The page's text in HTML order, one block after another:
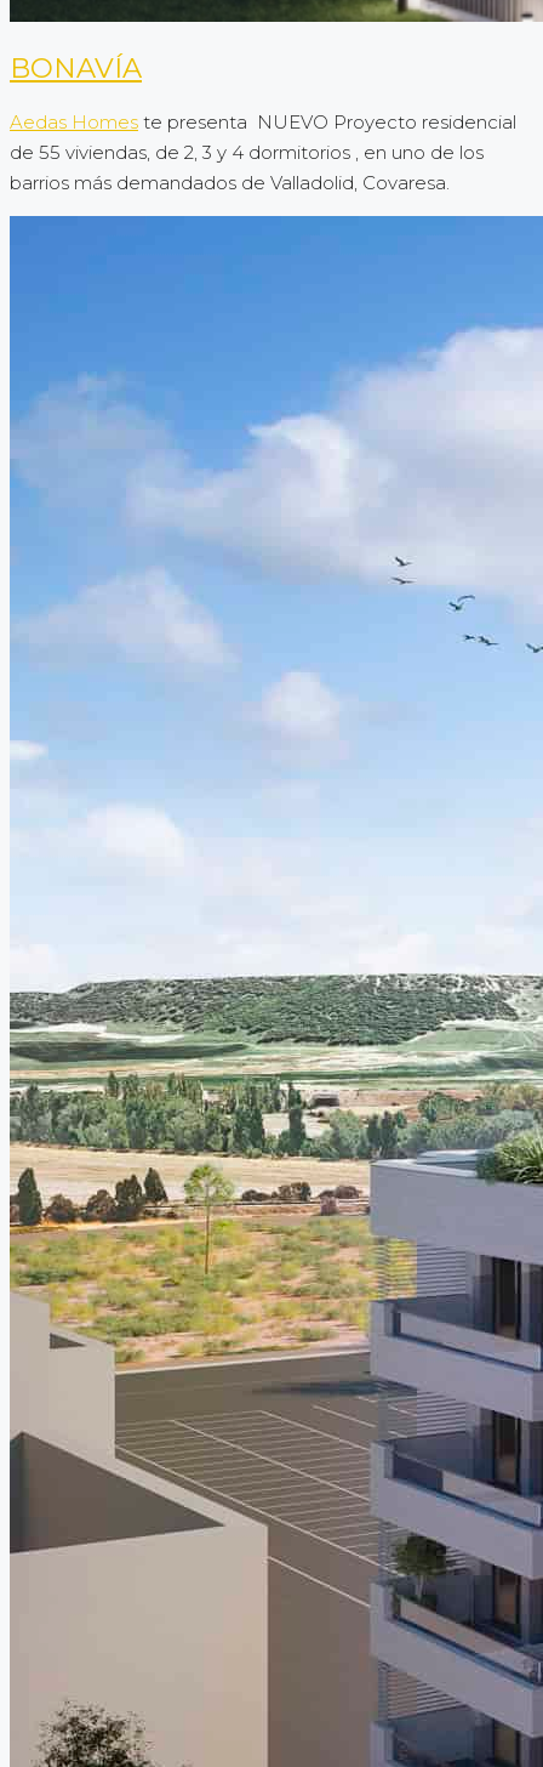
BONAVÍA
Aedas Homes te presenta NUEVO Proyecto residencial
de 55 viviendas, de 2, 3 y 4 dormitorios , en uno de los
barrios más demandados de Valladolid, Covaresa.